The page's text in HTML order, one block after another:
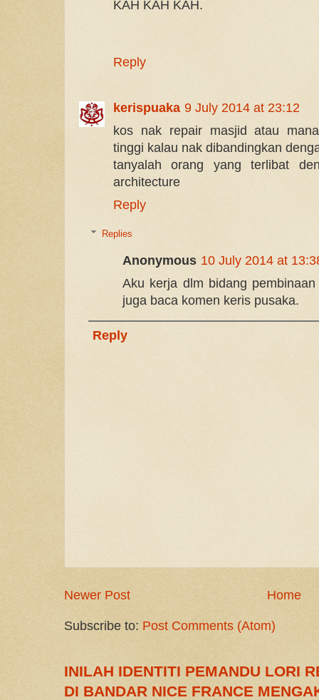
KAH KAH KAH.
Reply
kerispuaka 9 July 2014 at 23:12
kos nak repair masjid atau
tinggi kalau nak dibandingkan
tanyalah orang yang terlibat
architecture
Reply
Replies
Anonymous 10 July 2014 at
Aku kerja dlm bidang
juga baca komen keris pusaka.
Reply
Newer Post Home
Subscribe to: Post Comments (Atom)
INILAH IDENTITI PEMANDU LORI
DI BANDAR NICE FRANCE